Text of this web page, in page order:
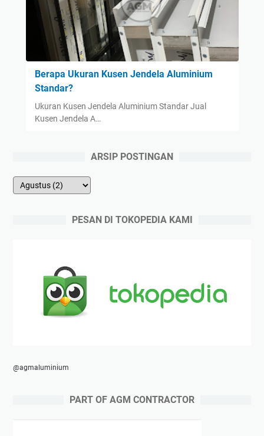
Berapa Ukuran Kusen Jendela Aluminium
Standar?
Ukuran Kusen Jendela Aluminium Standar Jual
Kusen Jendela A…
ARSIP POSTINGAN
PESAN DI TOKOPEDIA KAMI
@agmaluminium
PART OF AGM CONTRACTOR